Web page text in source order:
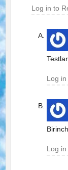
Log in to
Log
Log